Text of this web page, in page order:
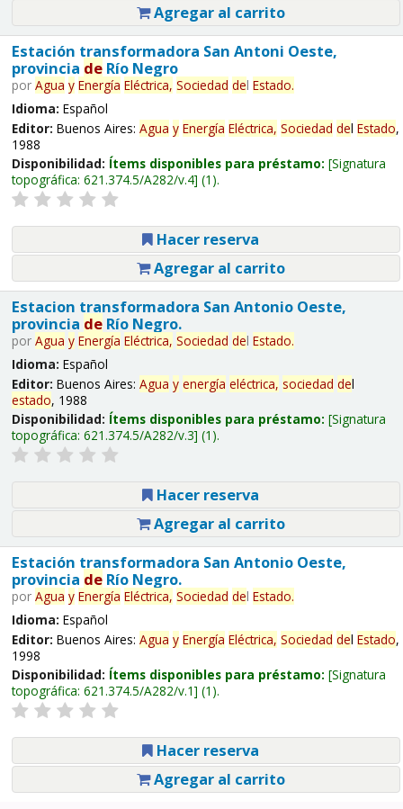
Agregar al carrito
Estación transformadora San Antoni Oeste,
provincia deRío Negro
por Agua y Energía Eléctrica, Sociedad del Estado.
Idioma: Español
Editor: Buenos Aires: Agua y Energía Eléctrica, Sociedad del Estado,
1988
Disponibilidad: Ítems disponibles para préstamo: Signatura
topográfica: 621.374.5/A282/v.4 (1).
Hacer reserva
Agregar al carrito
Estacion transformadora San Antonio Oeste,
provincia deRío Negro.
por Agua y Energía Eléctrica, Sociedad del Estado.
Idioma: Español
Editor: Buenos Aires: Agua y energía eléctrica, sociedad del
estado, 1988
Disponibilidad: Ítems disponibles para préstamo: Signatura
topográfica: 621.374.5/A282/v.3 (1).
Hacer reserva
Agregar al carrito
Estación transformadora San Antonio Oeste,
provincia deRío Negro.
por Agua y Energía Eléctrica, Sociedad del Estado.
Idioma: Español
Editor: Buenos Aires: Agua y Energía Eléctrica, Sociedad del Estado,
1998
Disponibilidad: Ítems disponibles para préstamo: Signatura
topográfica: 621.374.5/A282/v.1 (1).
Hacer reserva
Agregar al carrito